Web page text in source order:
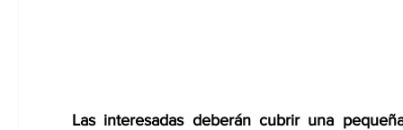
Las interesadas deberán cubrir una